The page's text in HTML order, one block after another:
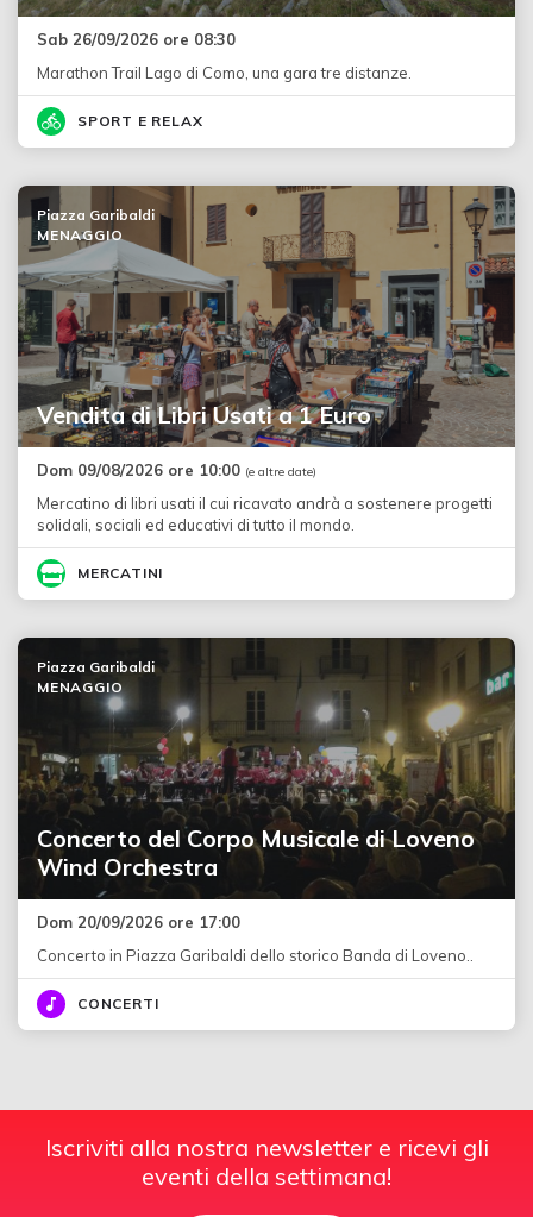
Sab 26/09/2026 ore 08:30
Marathon Trail Lago di Como, una gara tre distanze.
SPORT E RELAX
Vendita di Libri Usati a 1 Euro
Piazza Garibaldi
MENAGGIO
Dom 09/08/2026 ore 10:00 (e altre date)
Mercatino di libri usati il cui ricavato andrà a sostenere progetti
solidali, sociali ed educativi di tutto il mondo.
MERCATINI
Concerto del Corpo Musicale di Loveno
Wind Orchestra
Piazza Garibaldi
MENAGGIO
Dom 20/09/2026 ore 17:00
Concerto in Piazza Garibaldi dello storico Banda di Loveno..
CONCERTI
Iscriviti alla nostra newsletter e ricevi gli
eventi della settimana!